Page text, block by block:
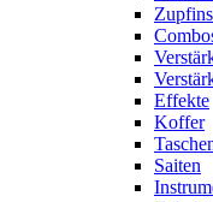
Effekte
Koffer
Saiten